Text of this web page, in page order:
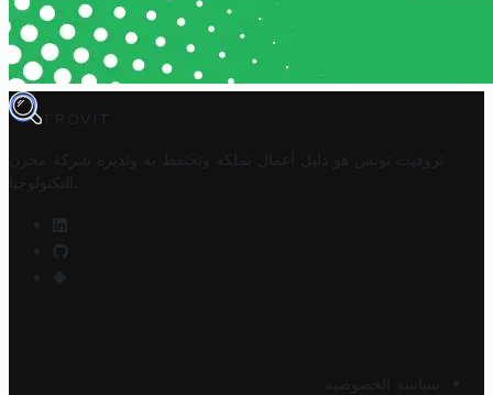
TROVIT
تروفيت تونس هو دليل أعمال تملكه وتحتفظ به وتديره
شركة مخزن
التكنولوجيا
سياسة الخصوصية